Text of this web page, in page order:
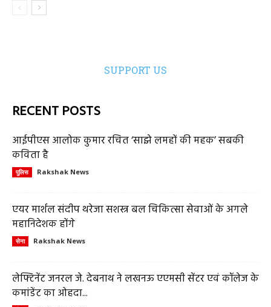
SUPPORT US
RECENT POSTS
आईपीएस आलोक कुमार रचित ‘साझे लमहों की महक’ सबकी
कविता है
पुलिस Rakshak News
एयर मार्शल संदीप थरेजा सशस्त्र बल चिकित्सा सेवाओं के अगले
महानिदेशक होंगे
सेना Rakshak News
लेफ्टिनेंट जनरल जे. देबनाथ ने लखनऊ एएमसी सेंटर एवं कॉलेज के
कमांडेंट का ओहदा...